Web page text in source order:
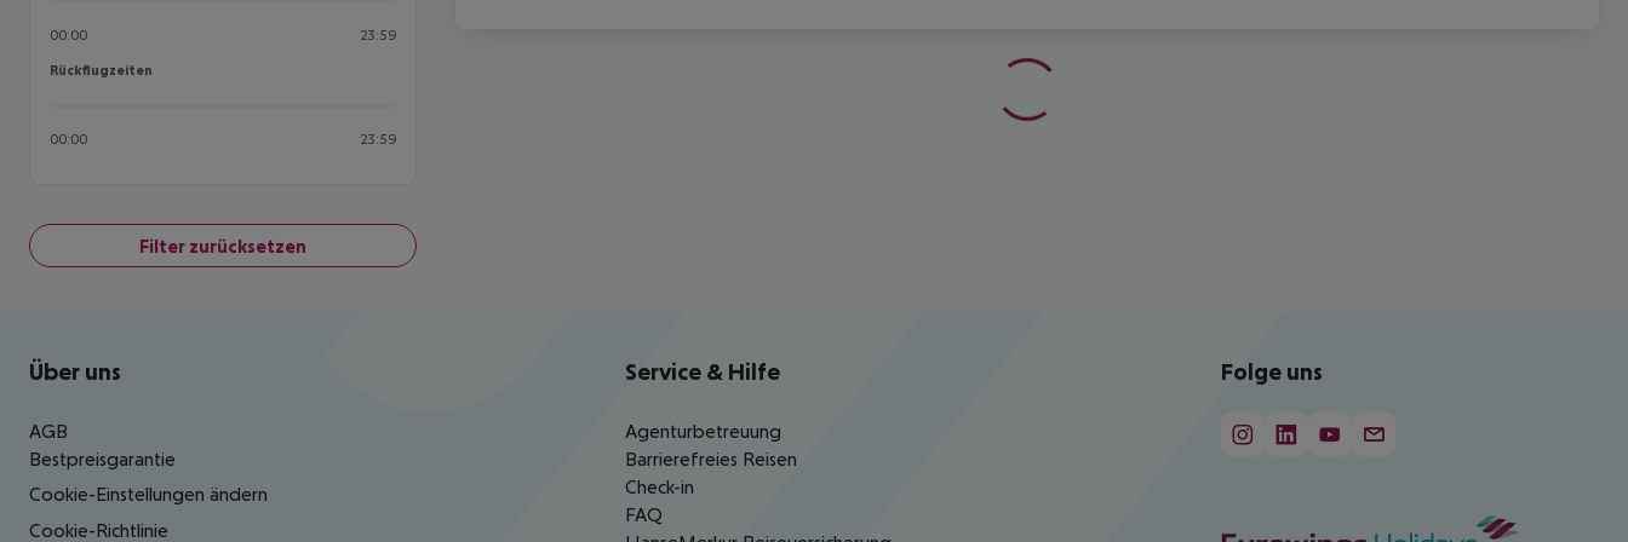
00:00 23:59
Rückflugzeiten
Rückflugzeiten
00:00 23:59
Filter zurücksetzen
Footer navigation
Über uns
AGB
Bestpreisgarantie
Cookie-Einstellungen ändern
Cookie-Richtlinie
Service & Hilfe
Agenturbetreuung
Barrierefreies Reisen
Check-in
FAQ
Folge uns